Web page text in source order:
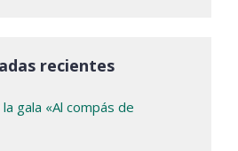
recientes
gala «Al compás de